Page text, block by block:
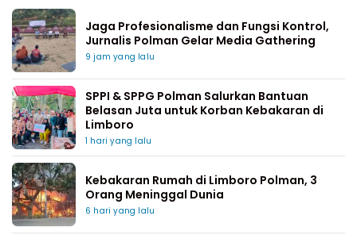
Jaga Profesionalisme dan Fungsi Kontrol,
Jurnalis Polman Gelar Media Gathering
9 jam yang lalu
SPPI & SPPG Polman Salurkan Bantuan
Belasan Juta untuk Korban Kebakaran di
Limboro
1 hari yang lalu
Kebakaran Rumah di Limboro Polman, 3
Orang Meninggal Dunia
6 hari yang lalu